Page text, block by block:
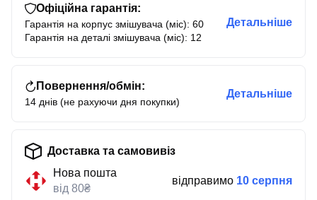
Офіційна гарантія:
Гарантія на корпус змішувача (міс): 60
Гарантія на деталі змішувача (міс): 12
Детальніше
Повернення/обмін:
14 днів (не рахуючи дня покупки)
Детальніше
Доставка та самовивіз
Нова пошта
від 80₴
відправимо 10 серпня